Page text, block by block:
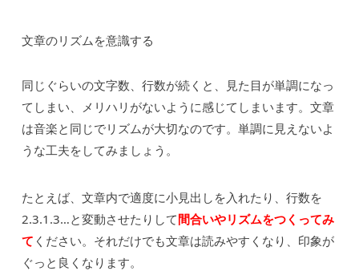
文章のリズムを意識する
同じぐらいの文字数、行数が続くと、見た目が単調になっ
てしまい、メリハリがないように感じてしまいます。文章
は音楽と同じでリズムが大切なのです。単調に見えないよ
うな工夫をしてみましょう。
たとえば、文章内で適度に小見出しを入れたり、行数を
2.3.1.3…と変動させたりして間合いやリズムをつくってみ
て ください。それだけでも文章は読みやすくなり、印象が
ぐっと良くなります。